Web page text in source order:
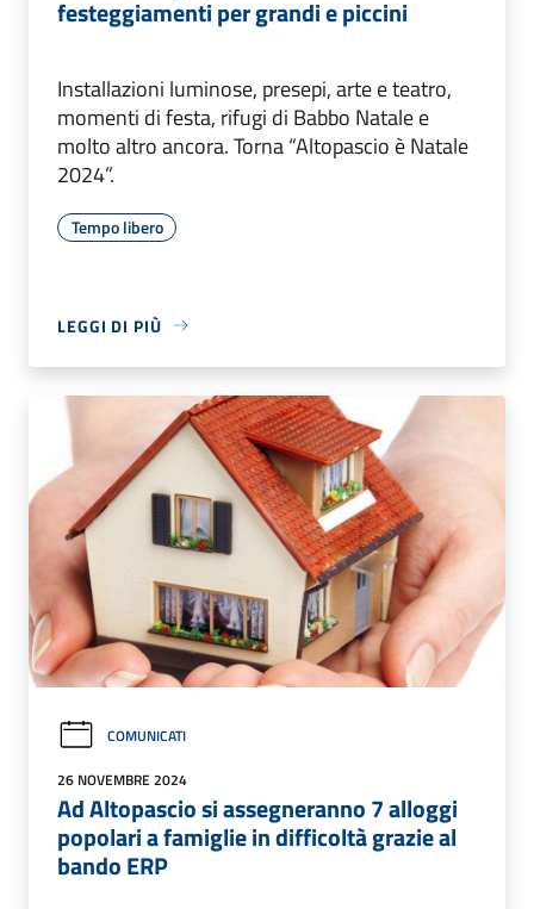
festeggiamenti per grandi e piccini
Installazioni luminose, presepi, arte e teatro,
momenti di festa, rifugi di Babbo Natale e
molto altro ancora. Torna “Altopascio è Natale
2024”.
Tempo libero
LEGGI DI PIÙ
COMUNICATI
26 NOVEMBRE 2024
Ad Altopascio si assegneranno 7 alloggi
popolari a famiglie in difficoltà grazie al
bando ERP